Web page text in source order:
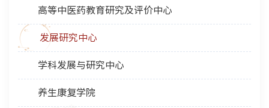
高等中医药教育研究及评价中心
发展研究中心
学科发展与研究中心
养生康复学院